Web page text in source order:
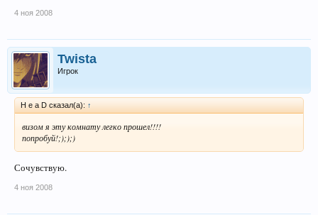
4 ноя 2008
Twista
Игрок
H e a D сказал(а): ↑
визом я эту комнату легко прошел!!!!
попробуй!;););)
Сочувствую.
4 ноя 2008